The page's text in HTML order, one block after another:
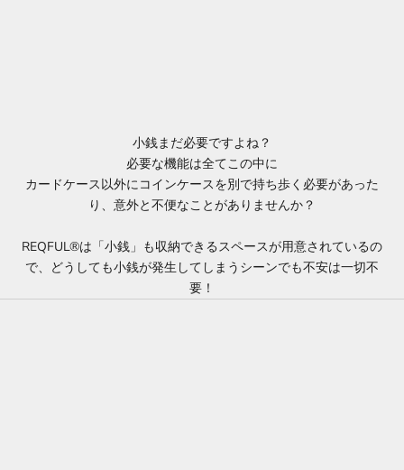
小銭まだ必要ですよね？
必要な機能は全てこの中に
カードケース以外にコインケースを別で持ち歩く必要があった
り、意外と不便なことがありませんか？
REQFUL®は「小銭」も収納できるスペースが用意されているの
で、どうしても小銭が発生してしまうシーンでも不安は一切不
要！